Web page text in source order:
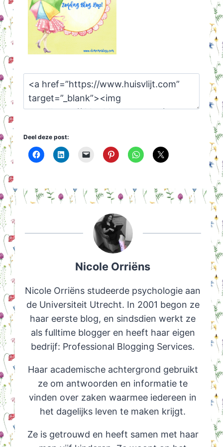
Deel deze post:
Nicole Orriëns
Nicole Orriëns studeerde psychologie aan
de Universiteit Utrecht. In 2001 begon ze
haar eerste blog, en sindsdien werkt ze
als fulltime blogger en heeft haar eigen
bedrijf: Professional Blogging Services.
Haar academische achtergrond gebruikt
ze om antwoorden en informatie te
vinden over zaken waarmee iedereen in
het dagelijks leven te maken krijgt.
Ze is getrouwd en heeft samen met haar